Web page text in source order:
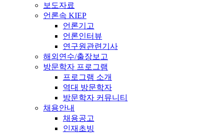
보도자료
언론속 KIEP
언론기고
언론인터뷰
연구원관련기사
해외연수/출장보고
방문학자 프로그램
프로그램 소개
역대 방문학자
방문학자 커뮤니티
채용안내
채용공고
인재초빙